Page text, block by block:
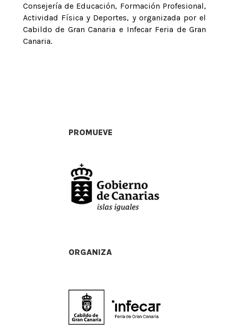
Consejería de Educación, Formación Profesional,
Actividad Física y Deportes, y organizada por el
Cabildo de Gran Canaria e Infecar Feria de Gran
Canaria.
PROMUEVE
ORGANIZA